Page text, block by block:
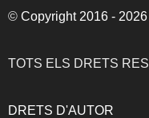
© Copyright 2016 - 2026
TOTS ELS DRETS
DRETS D'AUTOR